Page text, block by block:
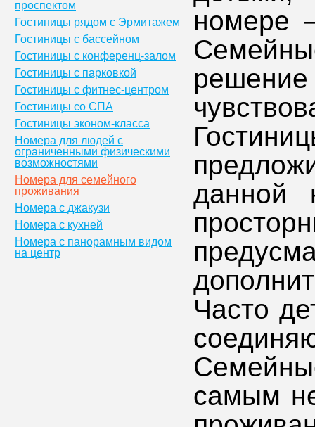
проспектом
Гостиницы рядом с Эрмитажем
Гостиницы с бассейном
Гостиницы с конференц-залом
Гостиницы с парковкой
Гостиницы с фитнес-центром
Гостиницы со СПА
Гостиницы эконом-класса
Номера для людей с
ограниченными физическими
возможностями
Номера для семейного
проживания
Номера с джакузи
Номера с кухней
Номера с панорамным видом
на центр
номере
данной
Часто
самым